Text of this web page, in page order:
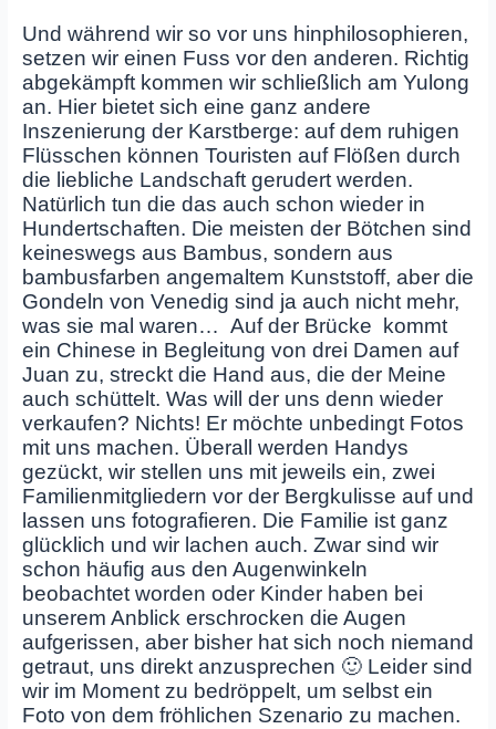
Und während wir so vor uns hinphilosophieren,
setzen wir einen Fuss vor den anderen. Richtig
abgekämpft kommen wir schließlich am Yulong
an. Hier bietet sich eine ganz andere
Inszenierung der Karstberge: auf dem ruhigen
Flüsschen können Touristen auf Flößen durch
die liebliche Landschaft gerudert werden.
Natürlich tun die das auch schon wieder in
Hundertschaften. Die meisten der Bötchen sind
keineswegs aus Bambus, sondern aus
bambusfarben angemaltem Kunststoff, aber die
Gondeln von Venedig sind ja auch nicht mehr,
was sie mal waren… Auf der Brücke kommt
ein Chinese in Begleitung von drei Damen auf
Juan zu, streckt die Hand aus, die der Meine
auch schüttelt. Was will der uns denn wieder
verkaufen? Nichts! Er möchte unbedingt Fotos
mit uns machen. Überall werden Handys
gezückt, wir stellen uns mit jeweils ein, zwei
Familienmitgliedern vor der Bergkulisse auf und
lassen uns fotografieren. Die Familie ist ganz
glücklich und wir lachen auch. Zwar sind wir
schon häufig aus den Augenwinkeln
beobachtet worden oder Kinder haben bei
unserem Anblick erschrocken die Augen
aufgerissen, aber bisher hat sich noch niemand
getraut, uns direkt anzusprechen 🙂 Leider sind
wir im Moment zu bedröppelt, um selbst ein
Foto von dem fröhlichen Szenario zu machen.